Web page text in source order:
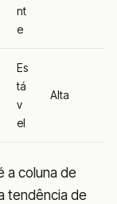
nt
e
Es
tá
v
el
Alta
a coluna de
tendência de